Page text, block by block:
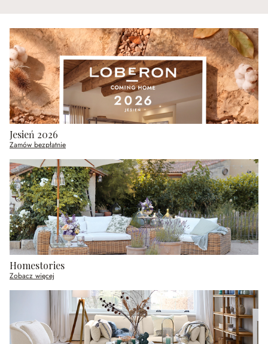
Jesień 2026
Zamów bezpłatnie
Homestories
Zobacz więcej